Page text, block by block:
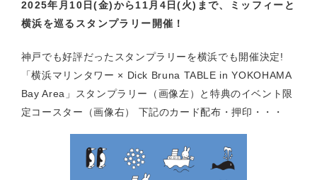
2025年月10日(金)から11月4日(火)まで、ミッフィーと
横浜を巡るスタンプラリー開催！
神戸でも好評だったスタンプラリーを横浜でも開催決定!
「横浜マリンタワー × Dick Bruna TABLE in YOKOHAMA
Bay Area」スタンプラリー（画像左）と特典のイベント限
定コースター（画像右） 下記のカード配布・押印・・・